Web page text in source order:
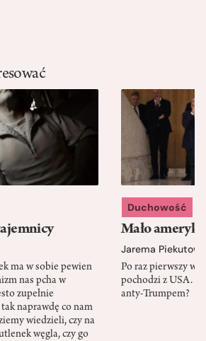
ma w sobie pewien
nas pcha w
zupełnie
naprawdę co nam
wiedzieli, czy na
węgla, czy go
Duchowość
Mało
Jarema
Po raz pierwszy w
pochodzi z USA.
anty-Trumpem?